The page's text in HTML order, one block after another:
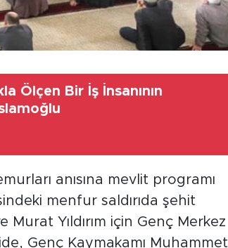
Ölçen Bir İş İnsanının
anısına mevlit programı
menfur saldırıda şehit
Yıldırım için Genç Merkez
Genç Kaymakamı Muhammet